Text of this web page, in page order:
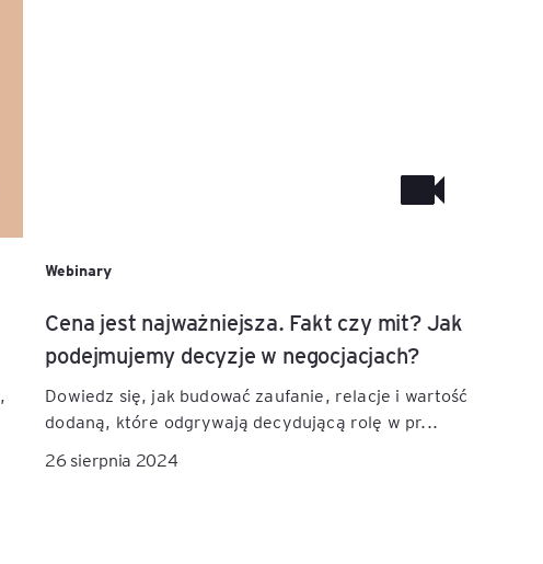
Webinary
Cena jest najważniejsza. Fakt czy mit? Jak
podejmujemy decyzje w negocjacjach?
Dowiedz się, jak budować zaufanie, relacje i wartość
dodaną, które odgrywają decydującą rolę w pr...
26 sierpnia 2024